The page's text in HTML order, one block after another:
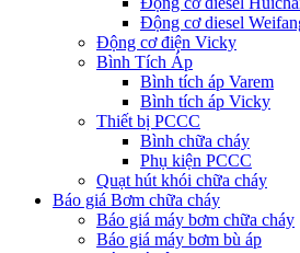
Động cơ diesel
Động cơ điện Vicky
Bình Tích Áp
Bình tích áp Varem
Bình tích áp Vicky
Thiết bị PCCC
Bình chữa cháy
Phụ kiện PCCC
Quạt hút khói chữa cháy
Báo giá Bơm chữa cháy
Báo giá máy bơm chữa cháy
Báo giá máy bơm bù áp